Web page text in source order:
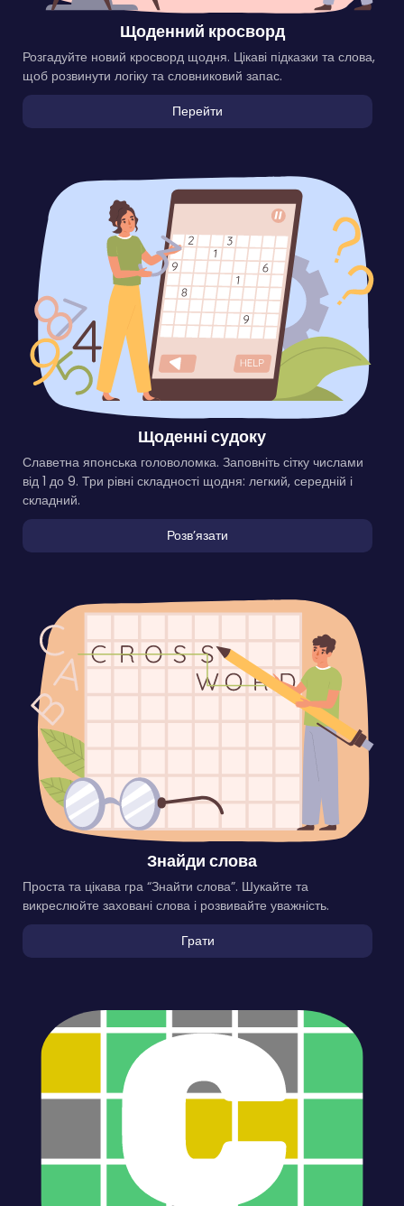
Щоденний кросворд
Розгадуйте новий кросворд щодня. Цікаві підказки та слова,
щоб розвинути логіку та словниковий запас.
Перейти
Щоденні судоку
Славетна японська головоломка. Заповніть сітку числами
від 1 до 9. Три рівні складності щодня: легкий, середній і
складний.
Розвʼязати
Знайди слова
Проста та цікава гра “Знайти слова”. Шукайте та
викреслюйте заховані слова і розвивайте уважність.
Грати